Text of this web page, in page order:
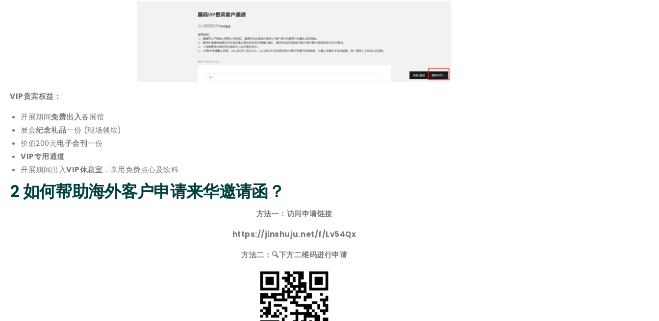
VIP贵宾权益：
开展期间免费出入各展馆
展会纪念礼品一份 (现场领取)
价值200元电子会刊一份
VIP专用通道
开展期间出入VIP休息室 ，享用免费点心及饮料
2 如何帮助海外客户申请来华邀请函？
方法一：访问申请链接
https://jinshuju.net/f/Lv54Qx
方法二：🔍下方二维码进行申请